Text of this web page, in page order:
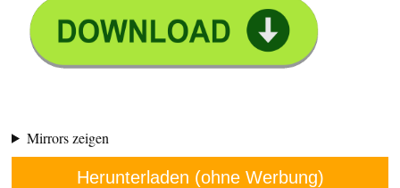
Mirrors zeigen
Herunterladen (ohne Werbung)